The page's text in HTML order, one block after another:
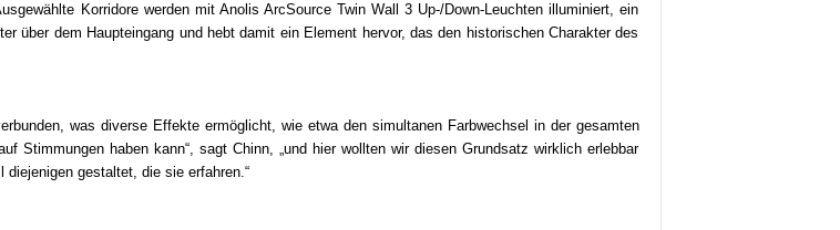
Korridore werden mit Anolis ArcSource Twin Wall 3 Up-/Down-Leuchten illuminiert, ein
über dem Haupteingang und hebt damit ein Element hervor, das den historischen Charakter des
was diverse Effekte ermöglicht, wie etwa den simultanen Farbwechsel in der gesamten
Stimmungen haben kann“, sagt Chinn, „und hier wollten wir diesen Grundsatz wirklich erlebbar
gestaltet, die sie erfahren.“